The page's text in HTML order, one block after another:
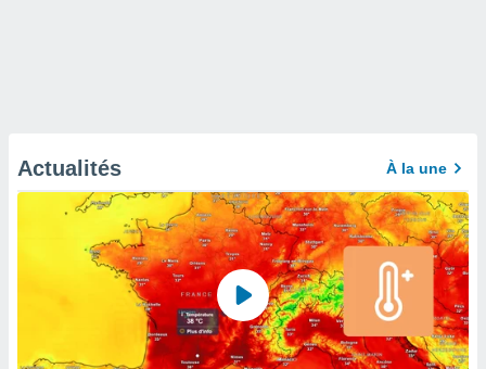
Actualités À la une